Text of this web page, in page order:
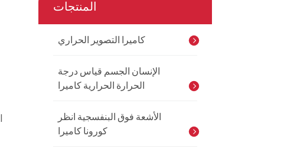
المنتجات
كاميرا التصوير الحراري
الإنسان الجسم قياس درجة
الحرارة الحرارية كاميرا
الأشعة فوق البنفسجية انظر
كورونا كاميرا